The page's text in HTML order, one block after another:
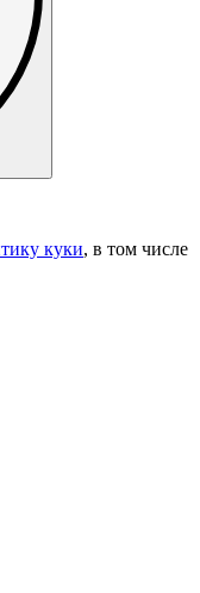
куки, в том числе